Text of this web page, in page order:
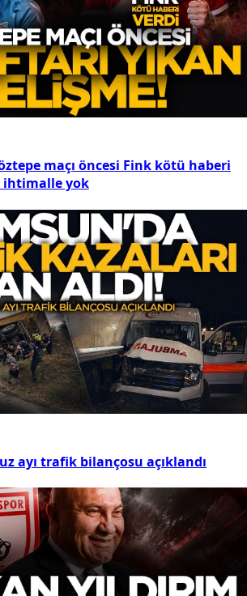
maçı öncesi Fink kötü haberi
ihtimalle yok
ayı trafik bilançosu açıklandı